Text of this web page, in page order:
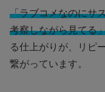
「ラブコメなのにサ
考察しながら見てる
る仕上がりが、リピ
繋がっています。